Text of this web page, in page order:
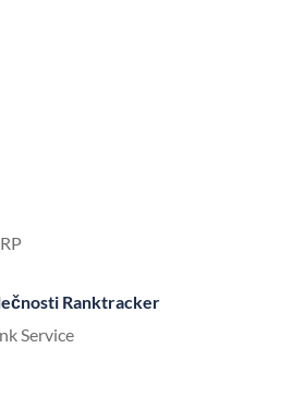
Ranktracker
Service